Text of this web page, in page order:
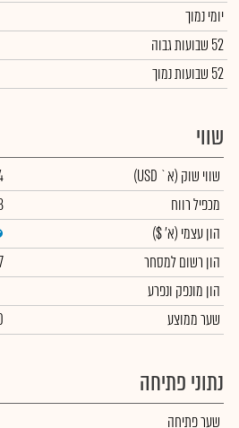
יומי נמוך
52 שבועות גבוה
52 שבועות נמוך
שווי
שווי שוק (א` USD)
מכפיל רווח
הון עצמי (א' $)
הון רשום למסחר
הון מונפק ונפרע
שער ממוצע
נתוני פתיחה
שער פתיחה